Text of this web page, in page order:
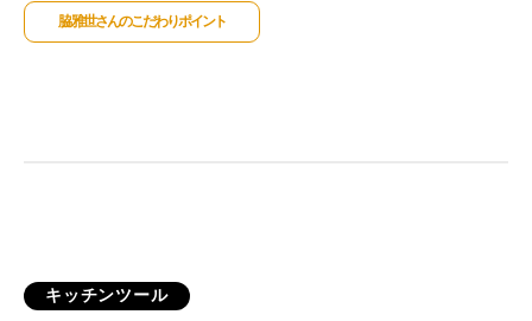
脇 雅世さんのこだわりポイント
キッチンツール